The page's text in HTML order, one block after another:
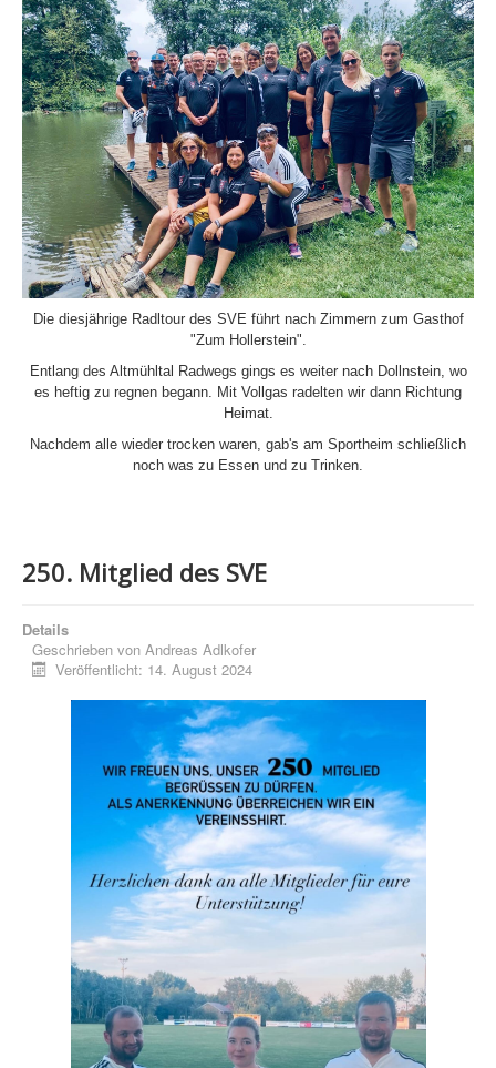
Die diesjährige Radltour des SVE führt nach Zimmern zum Gasthof
"Zum Hollerstein".
Entlang des Altmühltal Radwegs gings es weiter nach Dollnstein, wo
es heftig zu regnen begann. Mit Vollgas radelten wir dann Richtung
Heimat.
Nachdem alle wieder trocken waren, gab's am Sportheim schließlich
noch was zu Essen und zu Trinken.
250. Mitglied des SVE
Details
Geschrieben von Andreas Adlkofer
Veröffentlicht: 14. August 2024